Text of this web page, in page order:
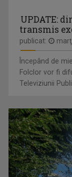
UPDATE:
transmis
publicat:
Începând de
Folclor vor fi
Televiziunii